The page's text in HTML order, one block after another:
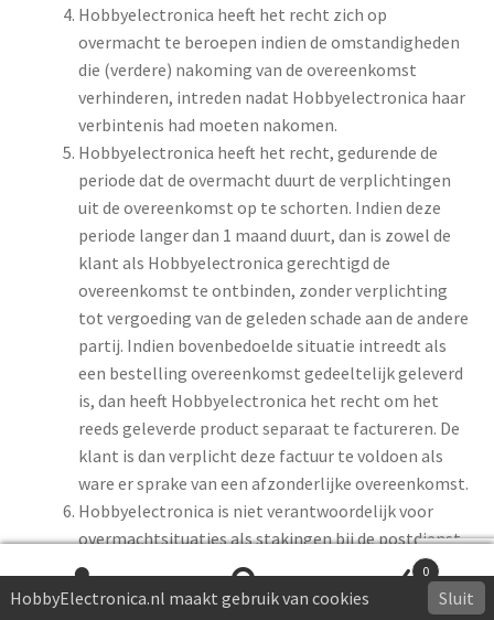
Hobbyelectronica heeft het recht zich op
overmacht te beroepen indien de omstandigheden
die (verdere) nakoming van de overeenkomst
verhinderen, intreden nadat Hobbyelectronica haar
verbintenis had moeten nakomen.
Hobbyelectronica heeft het recht, gedurende de
periode dat de overmacht duurt de verplichtingen
uit de overeenkomst op te schorten. Indien deze
periode langer dan 1 maand duurt, dan is zowel de
klant als Hobbyelectronica gerechtigd de
overeenkomst te ontbinden, zonder verplichting
tot vergoeding van de geleden schade aan de andere
partij. Indien bovenbedoelde situatie intreedt als
een bestelling overeenkomst gedeeltelijk geleverd
is, dan heeft Hobbyelectronica het recht om het
reeds geleverde product separaat te factureren. De
klant is dan verplicht deze factuur te voldoen als
ware er sprake van een afzonderlijke overeenkomst.
Hobbyelectronica is niet verantwoordelijk voor
overmachtsituaties als stakingen bij de postdienst,
hostingprovider, telefoondienst of stroomuitval.
0
HobbyElectronica.nl maakt gebruik van cookies Sluit